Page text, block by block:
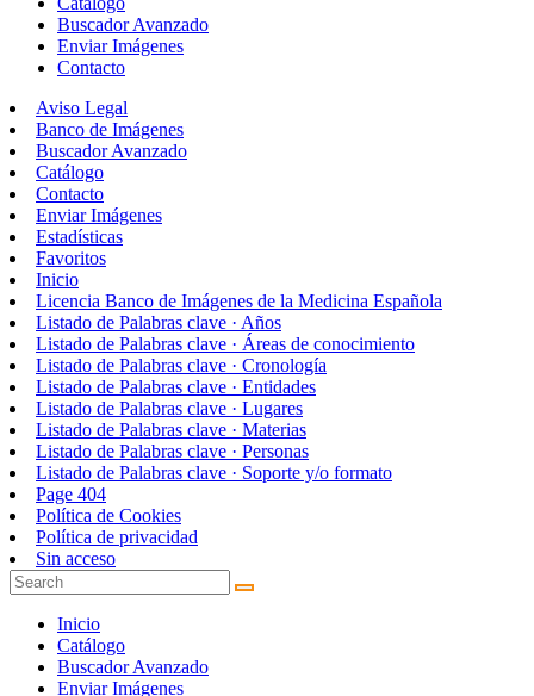
Buscador Avanzado
Enviar Imágenes
Contacto
Aviso Legal
Banco de Imágenes
Buscador Avanzado
Catálogo
Contacto
Enviar Imágenes
Estadísticas
Favoritos
Inicio
Licencia Banco de Imágenes de la Medicina Española
Listado de Palabras clave · Años
Listado de Palabras clave · Áreas de conocimiento
Listado de Palabras clave · Cronología
Listado de Palabras clave · Entidades
Listado de Palabras clave · Lugares
Listado de Palabras clave · Materias
Listado de Palabras clave · Personas
Listado de Palabras clave · Soporte y/o formato
Page 404
Política de Cookies
Política de privacidad
Sin acceso
Inicio
Catálogo
Buscador Avanzado
Enviar Imágenes